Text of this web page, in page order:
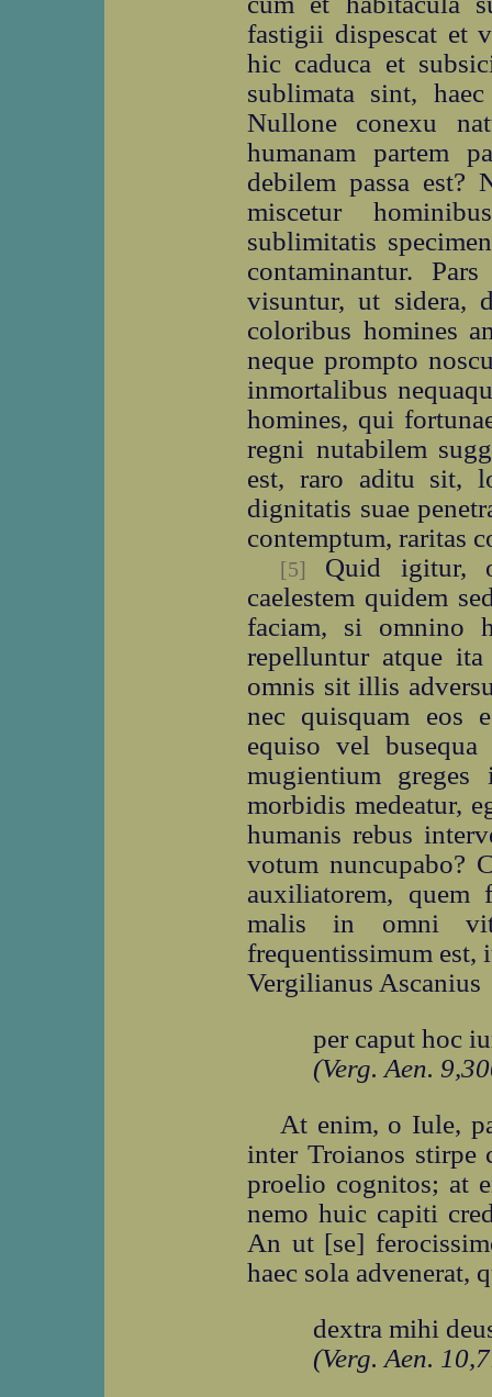
fastigii dispescat et
hic caduca et
sublimata sint,
Nullone conexu
humanam partem
debilem passa est?
miscetur
sublimitatis
contaminantur.
visuntur, ut sidera,
coloribus homines
neque prompto
inmortalibus
homines, qui
regni nutabilem
est, raro aditu sit,
dignitatis suae
contemptum, raritas
[5]
Quid igitur,
caelestem quidem
faciam, si omnino
repelluntur atque
omnis sit illis
nec quisquam eos
equiso vel
mugientium greges
morbidis medeatur,
humanis rebus
votum nuncupabo?
auxiliatorem, quem
malis in omni
frequentissimum
Vergilianus Ascanius
per caput hoc
(Verg. Aen.
At enim, o Iule,
inter Troianos stirpe
proelio cognitos; at
nemo huic capiti
An ut [se]
haec sola advenerat,
dextra mihi
(Verg. Aen.